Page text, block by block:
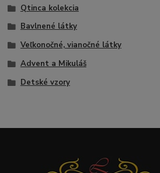
Qtinca kolekcia
Bavlnené látky
Veľkonočné, vianočné látky
Advent a Mikuláš
Detské vzory